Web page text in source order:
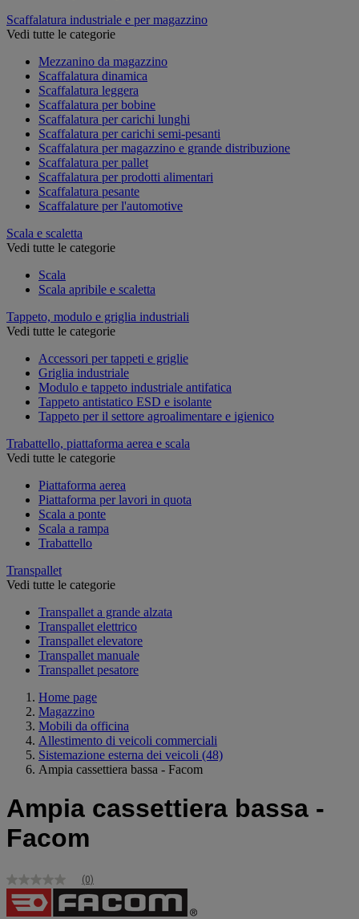
Scaffalatura industriale e per magazzino
Vedi tutte le categorie
Mezzanino da magazzino
Scaffalatura dinamica
Scaffalatura leggera
Scaffalatura per bobine
Scaffalatura per carichi lunghi
Scaffalatura per carichi semi-pesanti
Scaffalatura per magazzino e grande distribuzione
Scaffalatura per pallet
Scaffalatura per prodotti alimentari
Scaffalatura pesante
Scaffalature per l'automotive
Scala e scaletta
Vedi tutte le categorie
Scala
Scala apribile e scaletta
Tappeto, modulo e griglia industriali
Vedi tutte le categorie
Accessori per tappeti e griglie
Griglia industriale
Modulo e tappeto industriale antifatica
Tappeto antistatico ESD e isolante
Tappeto per il settore agroalimentare e igienico
Trabattello, piattaforma aerea e scala
Vedi tutte le categorie
Piattaforma aerea
Piattaforma per lavori in quota
Scala a ponte
Scala a rampa
Trabattello
Transpallet
Vedi tutte le categorie
Transpallet a grande alzata
Transpallet elettrico
Transpallet elevatore
Transpallet manuale
Transpallet pesatore
Home page
Magazzino
Mobili da officina
Allestimento di veicoli commerciali
Sistemazione esterna dei veicoli (48)
Ampia cassettiera bassa - Facom
Ampia cassettiera bassa -
Facom
Nessuna
valutazione
Stesso
(0)